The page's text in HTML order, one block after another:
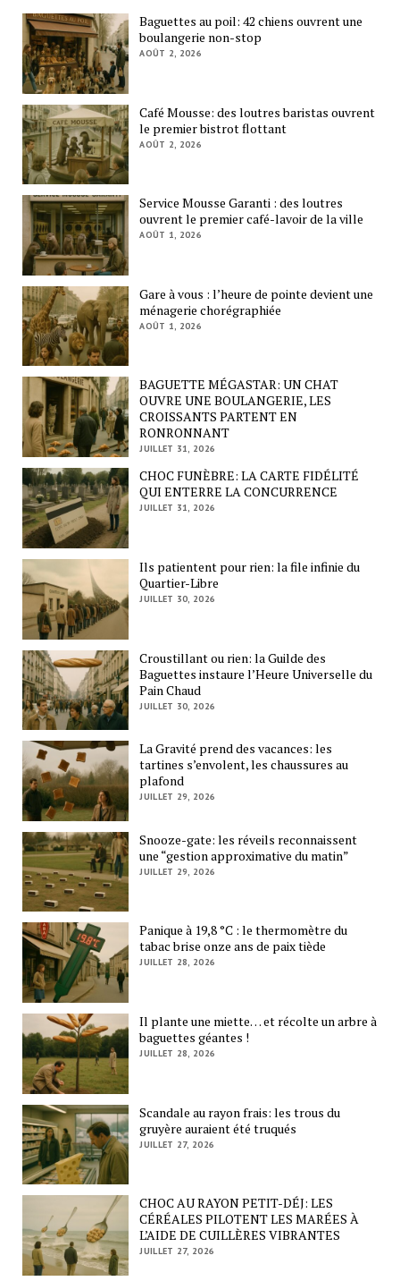
Baguettes au poil: 42 chiens ouvrent une
boulangerie non-stop
AOÛT 2, 2026
Café Mousse: des loutres baristas ouvrent
le premier bistrot flottant
AOÛT 2, 2026
Service Mousse Garanti : des loutres
ouvrent le premier café-lavoir de la ville
AOÛT 1, 2026
Gare à vous : l’heure de pointe devient une
ménagerie chorégraphiée
AOÛT 1, 2026
BAGUETTE MÉGASTAR: UN CHAT
OUVRE UNE BOULANGERIE, LES
CROISSANTS PARTENT EN
RONRONNANT
JUILLET 31, 2026
CHOC FUNÈBRE: LA CARTE FIDÉLITÉ
QUI ENTERRE LA CONCURRENCE
JUILLET 31, 2026
Ils patientent pour rien: la file infinie du
Quartier-Libre
JUILLET 30, 2026
Croustillant ou rien: la Guilde des
Baguettes instaure l’Heure Universelle du
Pain Chaud
JUILLET 30, 2026
La Gravité prend des vacances: les
tartines s’envolent, les chaussures au
plafond
JUILLET 29, 2026
Snooze-gate: les réveils reconnaissent
une “gestion approximative du matin”
JUILLET 29, 2026
Panique à 19,8 °C : le thermomètre du
tabac brise onze ans de paix tiède
JUILLET 28, 2026
Il plante une miette… et récolte un arbre à
baguettes géantes !
JUILLET 28, 2026
Scandale au rayon frais: les trous du
gruyère auraient été truqués
JUILLET 27, 2026
CHOC AU RAYON PETIT-DÉJ: LES
CÉRÉALES PILOTENT LES MARÉES À
L’AIDE DE CUILLÈRES VIBRANTES
JUILLET 27, 2026